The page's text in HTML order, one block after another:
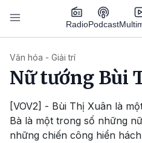
Nhảy đến nội dung
RadioPodcast
Văn hóa - Giải trí
Nữ tướng Bùi
[VOV2] - Bùi Thị Xuân là
Bà là một trong số những
những chiến công hiển